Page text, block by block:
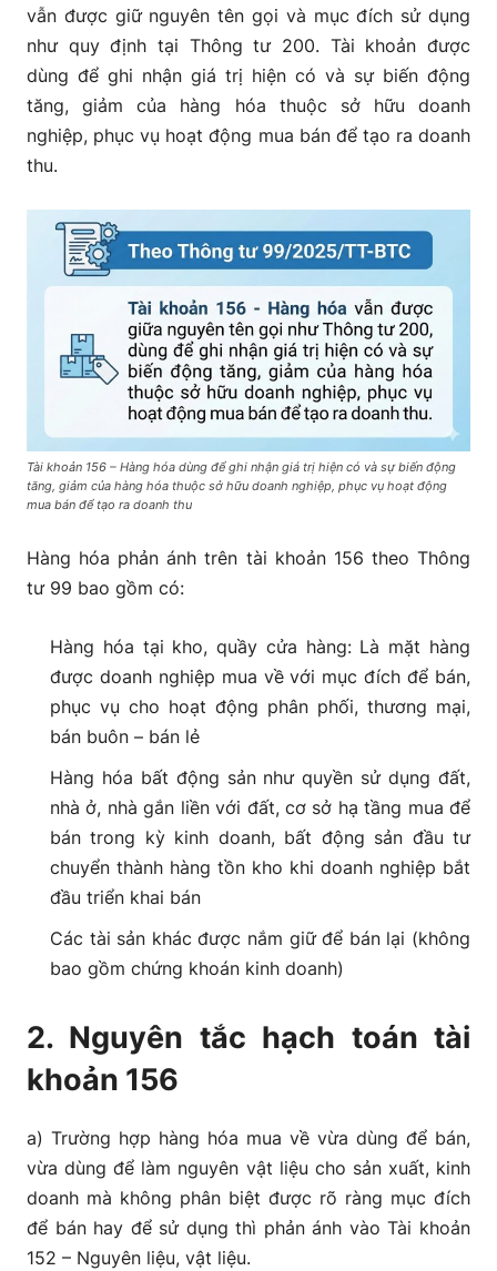
vẫn được giữ nguyên tên gọi và mục đích sử dụng
như quy định tại Thông tư 200. Tài khoản được
dùng để ghi nhận giá trị hiện có và sự biến động
tăng, giảm của hàng hóa thuộc sở hữu doanh
nghiệp, phục vụ hoạt động mua bán để tạo ra doanh
thu.
Tài khoản 156 – Hàng hóa dùng để ghi nhận giá trị hiện có và sự biến động
tăng, giảm của hàng hóa thuộc sở hữu doanh nghiệp, phục vụ hoạt động
mua bán để tạo ra doanh thu
Hàng hóa phản ánh trên tài khoản 156 theo Thông
tư 99 bao gồm có:
Hàng hóa tại kho, quầy cửa hàng: Là mặt hàng
được doanh nghiệp mua về với mục đích để bán,
phục vụ cho hoạt động phân phối, thương mại,
bán buôn – bán lẻ
Hàng hóa bất động sản như quyền sử dụng đất,
nhà ở, nhà gắn liền với đất, cơ sở hạ tầng mua để
bán trong kỳ kinh doanh, bất động sản đầu tư
chuyển thành hàng tồn kho khi doanh nghiệp bắt
đầu triển khai bán
Các tài sản khác được nắm giữ để bán lại (không
bao gồm chứng khoán kinh doanh)
2. Nguyên tắc hạch toán tài
khoản 156
a) Trường hợp hàng hóa mua về vừa dùng để bán,
vừa dùng để làm nguyên vật liệu cho sản xuất, kinh
doanh mà không phân biệt được rõ ràng mục đích
để bán hay để sử dụng thì phản ánh vào Tài khoản
152 – Nguyên liệu, vật liệu.